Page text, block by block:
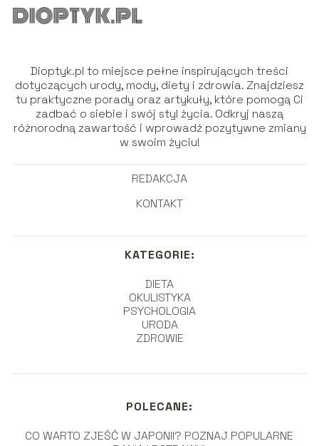
Dioptyk.pl to miejsce pełne inspirujących treści
dotyczących urody, mody, diety i zdrowia. Znajdziesz
tu praktyczne porady oraz artykuły, które pomogą Ci
zadbać o siebie i swój styl życia. Odkryj naszą
różnorodną zawartość i wprowadź pozytywne zmiany
w swoim życiu!
REDAKCJA
KONTAKT
KATEGORIE:
DIETA
OKULISTYKA
PSYCHOLOGIA
URODA
ZDROWIE
POLECANE:
CO WARTO ZJEŚĆ W JAPONII? POZNAJ POPULARNE